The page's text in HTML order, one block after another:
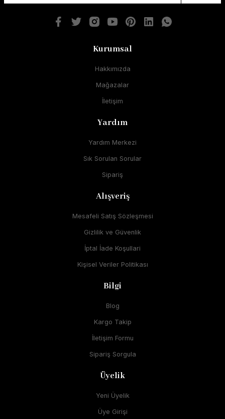
Kurumsal
Hakkımızda
Mağazalar
İletişim
Yardım
Yardım Merkezi
Sık Sorulan Sorular
Sipariş
Alışveriş
Mesafeli Satış Sözleşmesi
Gizlilik ve Güvenlik
İptal İade Koşullari
Kişisel Veriler Politikası
Bilgi
Blog
Kargo Takip
İletişim Formu
Sipariş Sorgula
Üyelik
Yeni Üyelik
Üye Girişi